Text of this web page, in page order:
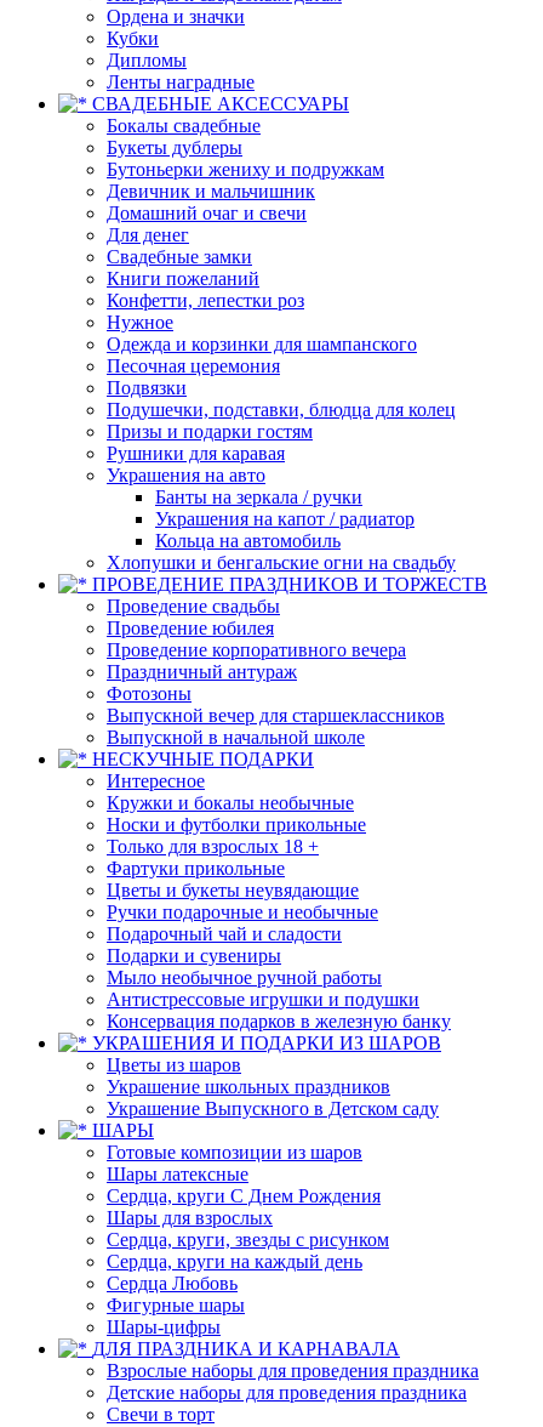
Ордена и значки
Кубки
Дипломы
Ленты наградные
СВАДЕБНЫЕ АКСЕССУАРЫ
Бокалы свадебные
Букеты дублеры
Бутоньерки жениху и подружкам
Девичник и мальчишник
Домашний очаг и свечи
Для денег
Свадебные замки
Книги пожеланий
Конфетти, лепестки роз
Нужное
Одежда и корзинки для шампанского
Песочная церемония
Подвязки
Подушечки, подставки, блюдца для колец
Призы и подарки гостям
Рушники для каравая
Украшения на авто
Банты на зеркала / ручки
Украшения на капот / радиатор
Кольца на автомобиль
Хлопушки и бенгальские огни на свадьбу
ПРОВЕДЕНИЕ ПРАЗДНИКОВ И ТОРЖЕСТВ
Проведение свадьбы
Проведение юбилея
Проведение корпоративного вечера
Праздничный антураж
Фотозоны
Выпускной вечер для старшеклассников
Выпускной в начальной школе
НЕСКУЧНЫЕ ПОДАРКИ
Интересное
Кружки и бокалы необычные
Носки и футболки прикольные
Только для взрослых 18 +
Фартуки прикольные
Цветы и букеты неувядающие
Ручки подарочные и необычные
Подарочный чай и сладости
Подарки и сувениры
Мыло необычное ручной работы
Антистрессовые игрушки и подушки
Консервация подарков в железную банку
УКРАШЕНИЯ И ПОДАРКИ ИЗ ШАРОВ
Цветы из шаров
Украшение школьных праздников
Украшение Выпускного в Детском саду
ШАРЫ
Готовые композиции из шаров
Шары латексные
Сердца, круги С Днем Рождения
Шары для взрослых
Сердца, круги, звезды с рисунком
Сердца, круги на каждый день
Сердца Любовь
Фигурные шары
Шары-цифры
ДЛЯ ПРАЗДНИКА И КАРНАВАЛА
Взрослые наборы для проведения праздника
Детские наборы для проведения праздника
Свечи в торт